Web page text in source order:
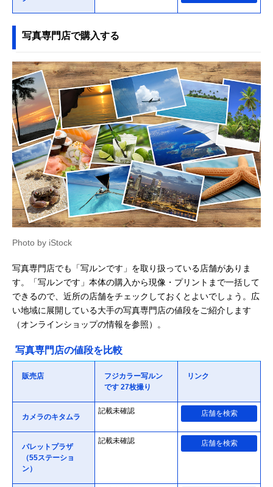
写真専門店で購入する
Photo by iStock
写真専門店でも「写ルンです」を取り扱っている店舗がありま
す。「写ルンです」本体の購入から現像・プリントまで一括して
できるので、近所の店舗をチェックしておくとよいでしょう。広
い地域に展開している大手の写真専門店の値段をご紹介します
（オンラインショップの情報を参照）。
写真専門店の値段を比較
販売店
フジカラー写ルン
です 27枚撮り
リンク
カメラのキタムラ
記載未確認 店舗を検索
パレットプラザ
（55ステーショ
ン）
記載未確認 店舗を検索